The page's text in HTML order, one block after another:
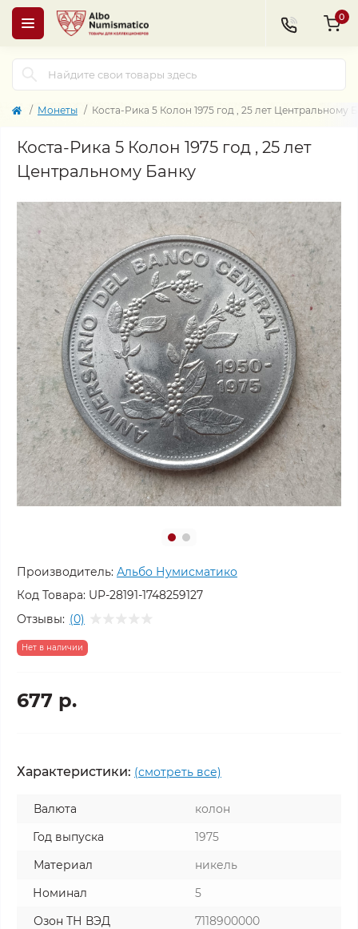
0
Монеты Коста-Рика 5 Колон 1975 год , 25 лет Центральному
Коста-Рика 5 Колон 1975 год , 25 лет
Центральному Банку
Производитель: Альбо Нумисматико
Код Товара: UP-28191-1748259127
Отзывы: (0)
Нет в наличии
677 р.
Характеристики: (смотреть все)
Валюта
колон
Год выпуска
1975
Материал
никель
Номинал
5
Озон ТН ВЭД
7118900000